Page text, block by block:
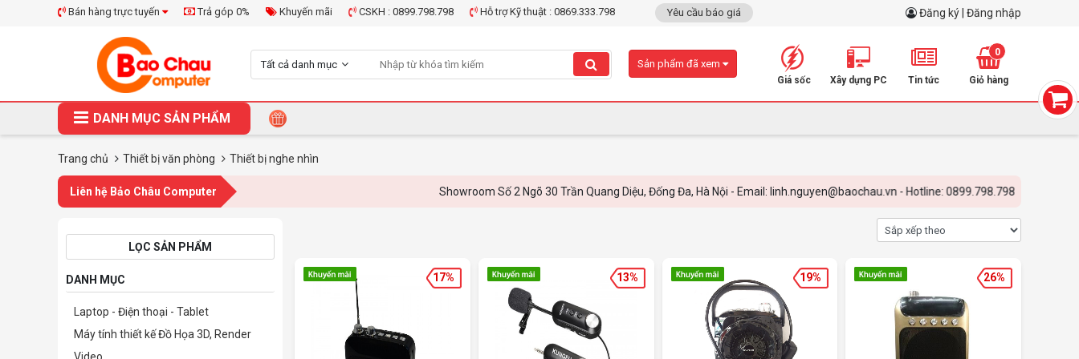
Bán hàng trực tuyến Trả góp 0% Khuyến mãi CSKH : 0899.798.798 Hỗ trợ Kỹ thuật : 0869.333.798 Yêu cầu báo giá Đăng ký | Đăng nhập
Tất cả danh mục
Giá sốc Xây dựng PC Tin tức
0
Giỏ hàng
Sản phẩm đã xem
DANH MỤC SẢN PHẨM
Trang chủ Thiết bị văn phòng Thiết bị nghe nhìn
Liên hệ Bảo Châu Computer Showroom Số 2 Ngõ 30 Trần Quang Diệu, Đống Đa, Hà Nội - Email: linh.nguyen@baochau.vn - Hotline: 0899.798.798
LỌC SẢN PHẨM
DANH MỤC
Laptop - Điện thoại - Tablet
Máy tính thiết kế Đồ Họa 3D, Render
17% 13% 19% 26%